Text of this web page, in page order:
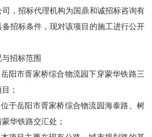
，招标代理机构为国鼎和诚招标咨询有
备招标条件，现对该项目的施工进行公开
招标范围
阳市胥家桥综合物流园下穿蒙华铁路三
；
于岳阳市胥家桥综合物流园海泰路、树
华铁路交汇处；